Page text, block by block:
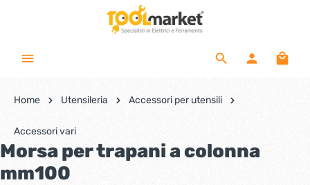
Home Utensileria Accessori per utensili
Accessori vari
Morsa per trapani a colonna
mm100